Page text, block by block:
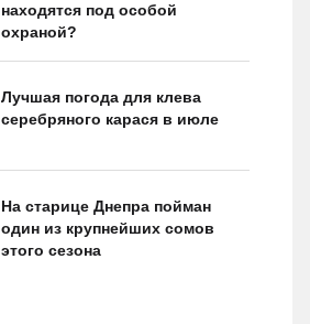
находятся под особой
охраной?
Лучшая погода для клева
серебряного карася в июле
На старице Днепра пойман
один из крупнейших сомов
этого сезона